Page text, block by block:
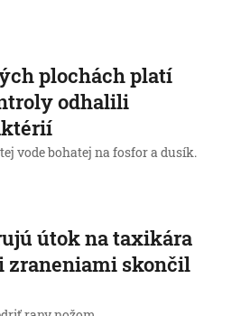
plochách platí
odhalili
vode bohatej na fosfor a dusík.
útok na taxikára
zraneniami skončil